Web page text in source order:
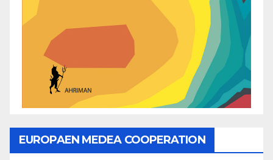
EUROPAEN MEDEA COOPERATION